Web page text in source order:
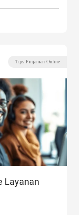
Tips Pinjaman Online
Layanan